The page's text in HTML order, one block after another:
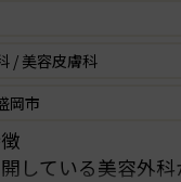
/ 美容皮膚科
岡市
している美容外